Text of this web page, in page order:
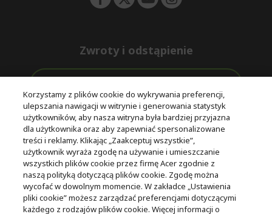
Zwroty i odstąpienie
Darmowa
ekspresowa
dostawa
Wsparcie
przed i po
zakupie
Bezpieczne
płatności
© 2025 Acer Inc.
Firma CPYou BV jest autoryzowanym sprzedawcą produktów i
usług oferowanych w tym sklepie.
Korzystamy z plików cookie do wykrywania preferencji,
ulepszania nawigacji w witrynie i generowania statystyk
użytkowników, aby nasza witryna była bardziej przyjazna
dla użytkownika oraz aby zapewniać spersonalizowane
treści i reklamy. Klikając „Zaakceptuj wszystkie”,
użytkownik wyraża zgodę na używanie i umieszczanie
wszystkich plików cookie przez firmę Acer zgodnie z
naszą polityką dotyczącą plików cookie. Zgodę można
wycofać w dowolnym momencie. W zakładce „Ustawienia
pliki cookie” możesz zarządzać preferencjami dotyczącymi
każdego z rodzajów plików cookie. Więcej informacji o